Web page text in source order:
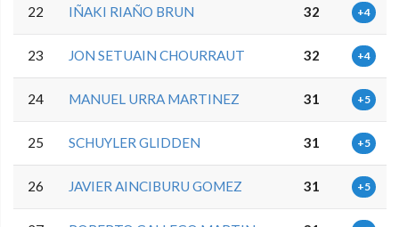
22 IÑAKI RIAÑO BRUN 32 +4
23 JON SETUAIN CHOURRAUT 32 +4
24 MANUEL URRA MARTINEZ 31 +5
25 SCHUYLER GLIDDEN 31 +5
26 JAVIER AINCIBURU GOMEZ 31 +5